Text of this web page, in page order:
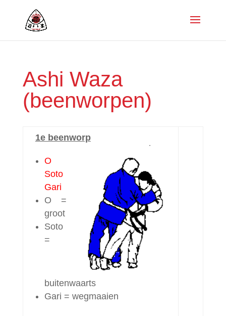
Ashi Waza
(beenworpen)
1e beenworp
O
Soto
Gari
O =
groot
Soto
=
buitenwaarts
Gari = wegmaaien